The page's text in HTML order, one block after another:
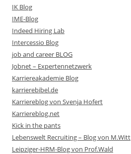
IK Blog
IME-Blog
Indeed Hiring Lab
Intercessio Blog
job and career BLOG
Jobnet – Expertennetzwerk
Karriereakademie Blog
karrierebibel.de
Karriereblog von Svenja Hofert
Karriereblog.net
Kick in the pants
Lebenswelt Recruiting – Blog von M.Witt
Leipziger-HRM-Blog von Prof.Wald